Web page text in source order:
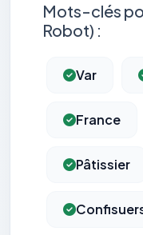
Mots-clés
Robot) :
Var
France
Pâtissier